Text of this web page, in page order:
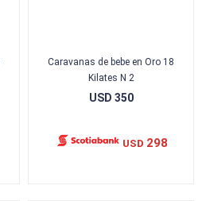
Caravanas de bebe en Oro 18
Kilates N 2
USD 350
USD 298